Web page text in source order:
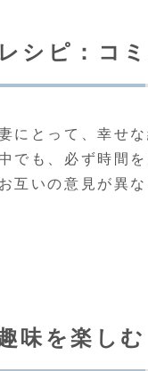
シピ：コ
にとって、幸せ
でも、必ず時間
互いの意見が異
味を楽しむ